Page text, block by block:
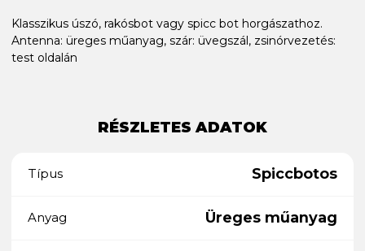
Klasszikus úszó, rakósbot vagy spicc bot horgászathoz.
Antenna: üreges műanyag, szár: üvegszál, zsinórvezetés:
test oldalán
RÉSZLETES ADATOK
Típus Spiccbotos
Anyag Üreges műanyag